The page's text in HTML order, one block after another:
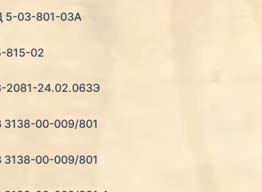
5-03-801-03А
815-02
2081-24.02.063Э
3138-00-009/801
3138-00-009/801